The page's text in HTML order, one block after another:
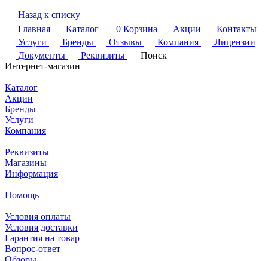
Назад к списку
Главная
Каталог 0 Корзина Акции
Контакты
Услуги
Бренды Отзывы Компания
Лицензии
Документы
Реквизиты
Поиск
Интернет-магазин
Каталог
Акции
Бренды
Услуги
Компания
Реквизиты
Магазины
Информация
Помощь
Условия оплаты
Условия доставки
Гарантия на товар
Вопрос-ответ